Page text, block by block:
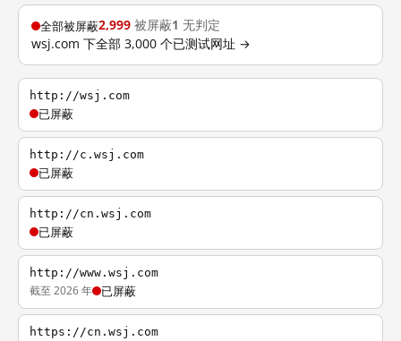
全部被屏蔽2,999 被屏蔽1 无判定
wsj.com 下全部 3,000 个已测试网址 →
http://wsj.com
已屏蔽
http://c.wsj.com
已屏蔽
http://cn.wsj.com
已屏蔽
http://www.wsj.com
截至 2026 年 已屏蔽
https://cn.wsj.com